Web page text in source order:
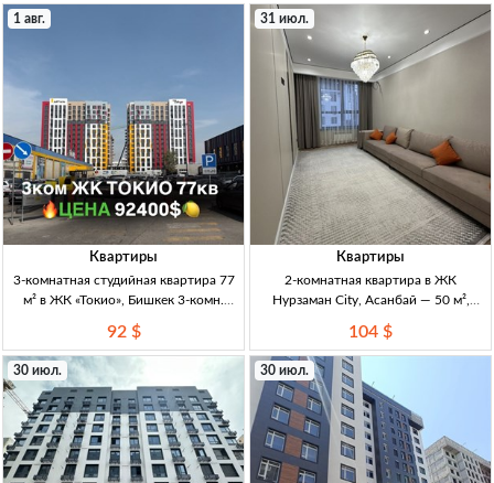
1 авг.
Квартиры
3-комнатная студийная квартира 77
м² в ЖК «Токио», Бишкек 3-комн.
й блок, ПСО, дом сдан, центр.
отопл., р-н Техно Парк
92 $
31 июл.
Квартиры
2-комнатная квартира в ЖК
Нурзаман City, Асанбай — 50 м²,
Асанбай. ЖК «Нурзаман City»
(бизнес-класс). ДДУ. Полностью
мебл., 2 лифта, больш
104 $
30 июл. 30 июл.